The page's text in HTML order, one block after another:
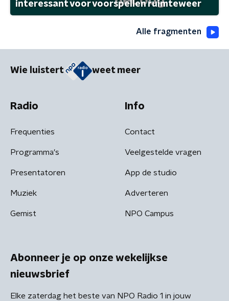
interessant voor voorspellen ruimteweer
Alle fragmenten
Wie luistert weet meer
Radio
Frequenties
Programma's
Presentatoren
Muziek
Gemist
Info
Contact
Veelgestelde vragen
App de studio
Adverteren
NPO Campus
Abonneer je op onze wekelijkse
nieuwsbrief
Elke zaterdag het beste van NPO Radio 1 in jouw